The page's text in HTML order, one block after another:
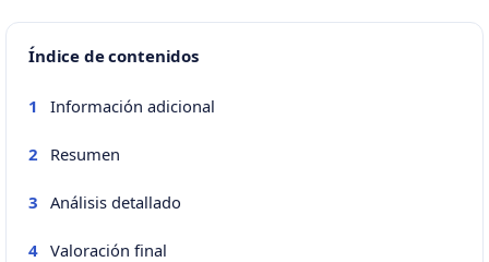
Índice de contenidos
1 Información adicional
2 Resumen
3 Análisis detallado
4 Valoración final